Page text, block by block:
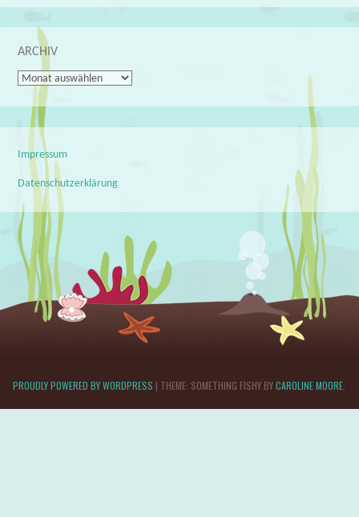
ARCHIV
Archiv
Impressum
Datenschutzerklärung
PROUDLY POWERED BY WORDPRESS | THEME: SOMETHING FISHY BYCAROLINE MOORE